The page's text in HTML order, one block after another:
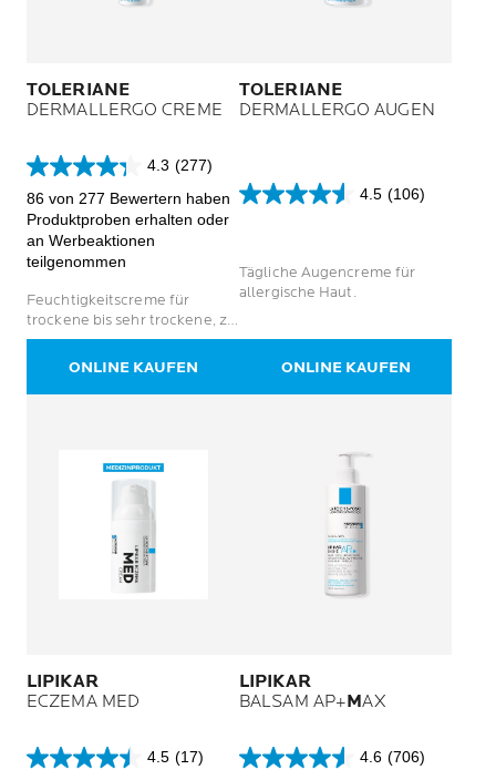
TOLERIANE
DERMALLERGO CREME
4.3 (277)
4.3
von
5
Sternen.
277
86 von 277 Bewertern haben
Produktproben erhalten oder
an Werbeaktionen
teilgenommen
Feuchtigkeitscreme für
trockene bis sehr trockene, zu
Allergien neigende Haut
ONLINE KAUFEN
TOLERIANE
DERMALLERGO AUGEN
4.5 (106)
4.5
Sternen.
106
Tägliche Augencreme für
allergische Haut.
ONLINE KAUFEN
LIPIKAR
ECZEMA MED
4.5 (17)
4.5
LIPIKAR
BALSAM AP+MAX
4.6 (706)
4.6